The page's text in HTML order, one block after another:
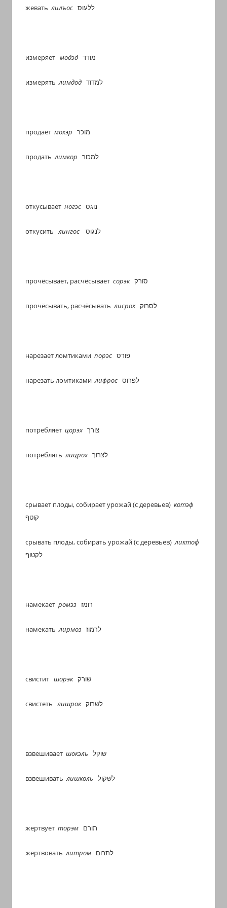
жеватьлилъос ללעוס
измеряет модэд מודד
измерятьлимдод למדוד
продаёт мохэр מוכר
продатьлимкор למכור
откусывает ногэс נוגס
откуситьлингос לנגוס
прочёсывает, расчёсывает сорэк סורק
прочёсывать, расчёсыватьлисрок לסרוק
нарезает ломтиками порэс פורס
нарезать ломтикамилифрос לפרוס
потребляет цорэх צורך
потреблятьлицрох לצרוך
срывает плоды, собирает урожай (с деревьев) котэф
קוטף
срывать плоды, собирать урожай (с деревьев)ликтоф
לקטוף
намекает ромэз רומז
намекатьлирмоз לרמוז
свистит шорэк שורק
свистетьлишрок לשרוק
взвешивает шокэль שוקל
взвешиватьлишколь לשקול
жертвует торэм תורם
жертвоватьлитром לתרום